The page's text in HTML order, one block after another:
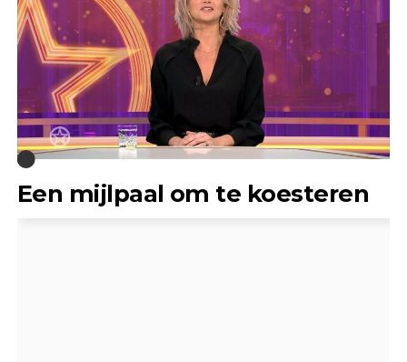
Een mijlpaal om te koesteren